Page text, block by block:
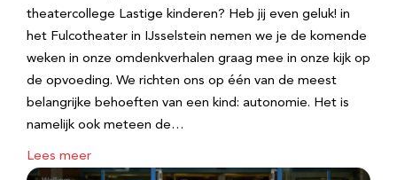
theatercollege Lastige kinderen? Heb jij even geluk! in
het Fulcotheater in IJsselstein nemen we je de komende
weken in onze omdenkverhalen graag mee in onze kijk op
de opvoeding. We richten ons op één van de meest
belangrijke behoeften van een kind: autonomie. Het is
namelijk ook meteen de…
Lees meer